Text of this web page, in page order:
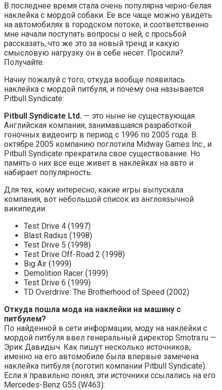
В последнее время стала очень популярна черно-белая
наклейка с мордой собаки. Ее все чаще можно увидеть
на автомобилях в городском потоке, и соответственно
мне начали поступать вопросы о ней, с просьбой
рассказать, что же это за новый тренд и какую
смысловую нагрузку он в себе несет. Просили?
Получайте.
Начну пожалуй с того, откуда вообще появилась
наклейка с мордой питбуля, и почему она называется
Pitbull Syndicate:
Pitbull Syndicate Ltd. — это ныне не существующая
Английская компания, занимавшаяся разработкой
гоночных видеоигр в период с 1996 по 2005 года. В
октябре 2005 компанию поглотила Midway Games Inc., и
Pitbull Syndicate прекратила свое существование. Но
память о них все еще живет в наклейках на авто и
набирает популярность.
Для тех, кому интересно, какие игры выпускала
компания, вот небольшой список из англоязычной
википедии:
Test Drive 4 (1997)
Blast Radius (1998)
Test Drive 5 (1998)
Test Drive Off-Road 2 (1998)
Big Air (1999)
Demolition Racer (1999)
Test Drive 6 (1999)
TD Overdrive: The Brotherhood of Speed (2002)
Откуда пошла мода на наклейки на машину с
питбулем?
По найденной в сети информации, моду на наклейки с
мордой питбуля ввел генеральный директор Smotra.ru —
Эрик Давидыч. Как пишут несколько источников,
именно на его автомобиле была впервые замечена
наклейка питбуля (логотип компании Pitbull Syndicate).
Если я правильно понял, эти источники ссылались на его
Mercedes-Benz G55 (W463):